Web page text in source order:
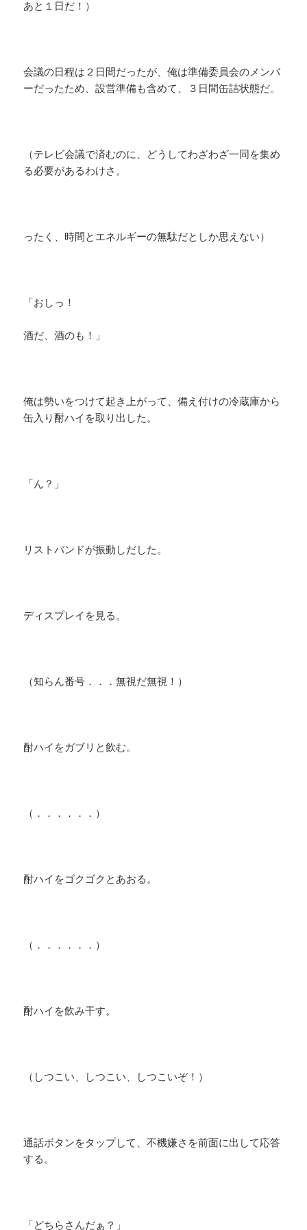
あと１日だ！）
会議の日程は２日間だったが、俺は準備委員会のメンバ
ーだったため、設営準備も含めて、３日間缶詰状態だ。
（テレビ会議で済むのに、どうしてわざわざ一同を集め
る必要があるわけさ。
ったく、時間とエネルギーの無駄だとしか思えない）
「おしっ！
酒だ、酒のも！」
俺は勢いをつけて起き上がって、備え付けの冷蔵庫から
缶入り酎ハイを取り出した。
「ん？」
リストバンドが振動しだした。
ディスプレイを見る。
（知らん番号．．．無視だ無視！）
酎ハイをガブリと飲む。
（．．．．．．）
酎ハイをゴクゴクとあおる。
（．．．．．．）
酎ハイを飲み干す。
（しつこい、しつこい、しつこいぞ！）
通話ボタンをタップして、不機嫌さを前面に出して応答
する。
​「どちらさんだぁ？」